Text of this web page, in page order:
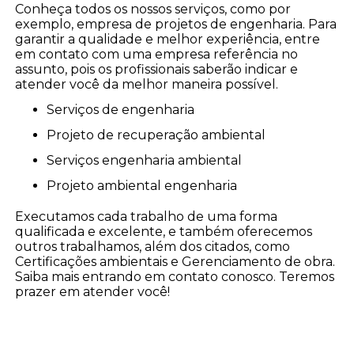
Conheça todos os nossos serviços, como por
exemplo, empresa de projetos de engenharia. Para
garantir a qualidade e melhor experiência, entre
em contato com uma empresa referência no
assunto, pois os profissionais saberão indicar e
atender você da melhor maneira possível.
serviços de engenharia
projeto de recuperação ambiental
serviços engenharia ambiental
projeto ambiental engenharia
Executamos cada trabalho de uma forma
qualificada e excelente, e também oferecemos
outros trabalhamos, além dos citados, como
Certificações ambientais e Gerenciamento de obra.
Saiba mais entrando em contato conosco. Teremos
prazer em atender você!